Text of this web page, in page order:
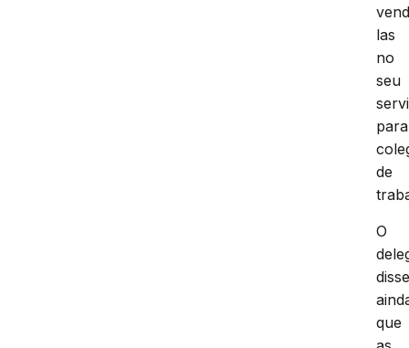
las
no
seu
para
de
O
que